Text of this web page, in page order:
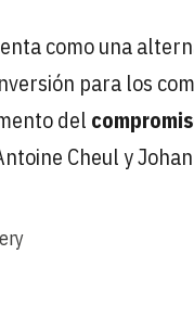
como una
para los
del
Cheul y